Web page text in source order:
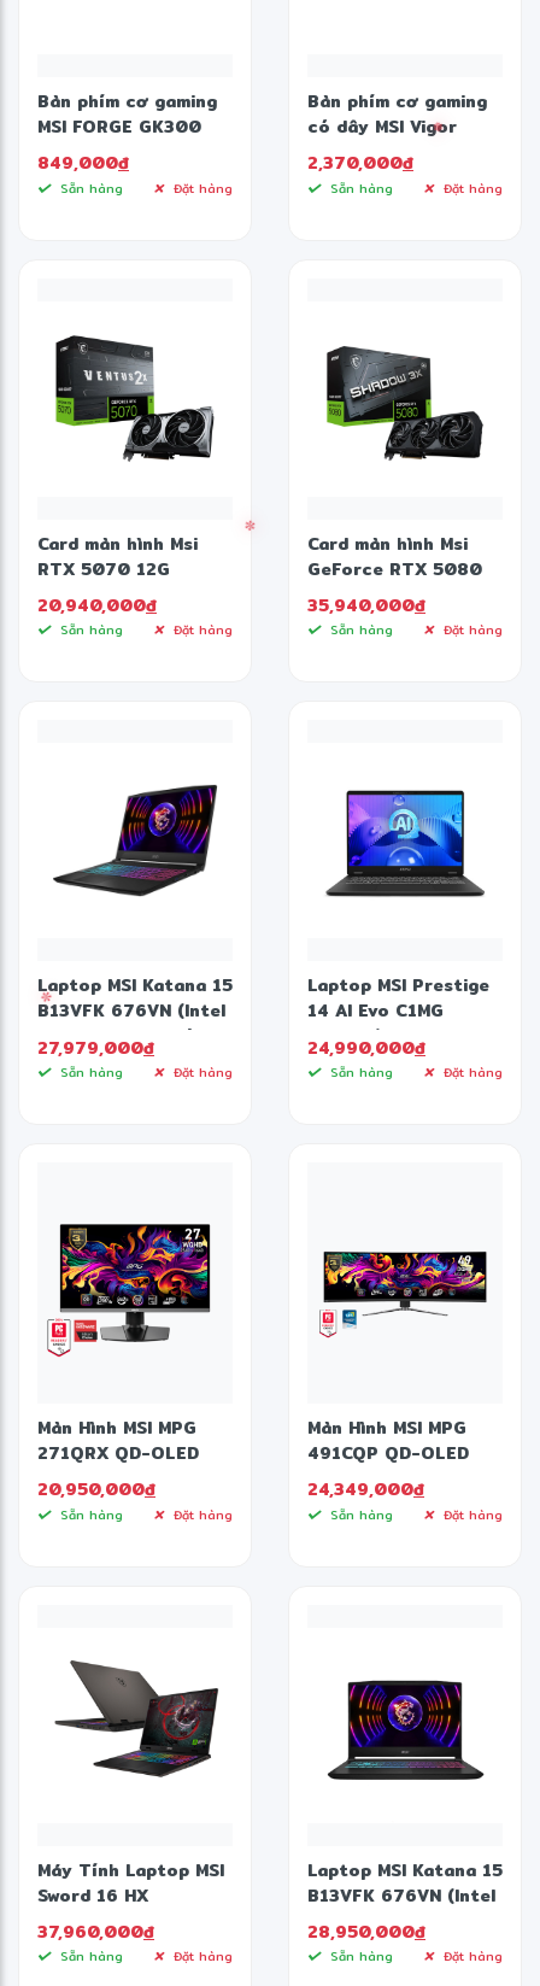
Bàn phím cơ gaming
MSI FORGE GK300
(màu đen) (S11-
04US20G-HH9)
849,000đ
Sẵn hàng Đặt hàng
Bàn phím cơ gaming
có dây MSI Vigor
GK50 TKL Kailh Low
Profile Switch (màu
đen) (S11-04US272-
2,370,000đ
Sẵn hàng Đặt hàng
Card màn hình Msi
RTX 5070 12G
VENTUS 2X OC 12GB
GDDR7
20,940,000đ
Sẵn hàng Đặt hàng
Card màn hình Msi
GeForce RTX 5080
16G SHADOW 3X OC
16GB GDDR7
35,940,000đ
Sẵn hàng Đặt hàng
Laptop MSI Katana 15
B13VFK 676VN (Intel
Core i7-13620H |
16GB | 1TB | RTX
4060 | 15.6 inch FHD
27,979,000đ
Sẵn hàng Đặt hàng
Laptop MSI Prestige
14 AI Evo C1MG
081VN (Intel Core
Ultra 5 125H | 14 inch
2.8K OLED | 16GB |
24,990,000đ
Sẵn hàng Đặt hàng
Màn Hình MSI MPG
271QRX QD-OLED
(27 inch - OLED -
360Hz - 0.03ms -
20,950,000đ
Sẵn hàng Đặt hàng
Màn Hình MSI MPG
491CQP QD-OLED
(49 inch - OLED -
DQHD - 144Hz -
0.03ms)
24,349,000đ
Sẵn hàng Đặt hàng
Máy Tính Laptop MSI
Sword 16 HX
B14VFKG 045VN
(Intel Core i7-
14700HX/16GB/1TB
37,960,000đ
Sẵn hàng Đặt hàng
Laptop MSI Katana 15
B13VFK 676VN (Intel
Core i7-13620H |
16GB | 1TB | RTX
4060 | 15.6 inch FHD
28,950,000đ
Sẵn hàng Đặt hàng